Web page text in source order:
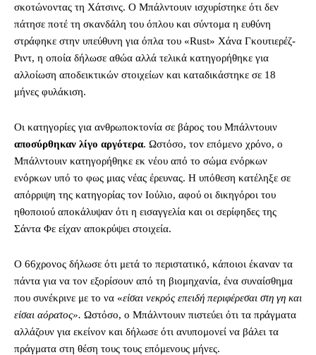
σκοτώνοντας τη Χάτσινς. Ο Μπάλντουιν ισχυρίστηκε ότι δεν
πάτησε ποτέ τη σκανδάλη του όπλου και σύντομα η ευθύνη
στράφηκε στην υπεύθυνη για όπλα του «Rust» Χάνα Γκουτιερέζ-
Ριντ, η οποία δήλωσε αθώα αλλά τελικά κατηγορήθηκε για
αλλοίωση αποδεικτικών στοιχείων και καταδικάστηκε σε 18
μήνες φυλάκιση.
Οι κατηγορίες για ανθρωποκτονία σε βάρος του Μπάλντουιν
αποσύρθηκαν λίγο αργότερα. Ωστόσο, τον επόμενο χρόνο, ο
Μπάλντουιν κατηγορήθηκε εκ νέου από το σώμα ενόρκων
ενόρκων υπό το φως μιας νέας έρευνας. Η υπόθεση κατέληξε σε
απόρριψη της κατηγορίας τον Ιούλιο, αφού οι δικηγόροι του
ηθοποιού αποκάλυψαν ότι η εισαγγελία και οι σερίφηδες της
Σάντα Φε είχαν αποκρύψει στοιχεία.
Ο 66χρονος δήλωσε ότι μετά το περιστατικό, κάποιοι έκαναν τα
πάντα για να τον εξορίσουν από τη βιομηχανία, ένα συναίσθημα
που συνέκρινε με το να «είσαι νεκρός επειδή περιφέρεσαι στη γη και
είσαι αόρατος». Ωστόσο, ο Μπάλντουιν πιστεύει ότι τα πράγματα
αλλάζουν για εκείνον και δήλωσε ότι ανυπομονεί να βάλει τα
πράγματα στη θέση τους τους επόμενους μήνες.